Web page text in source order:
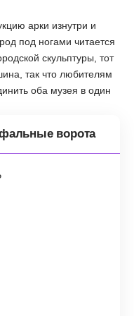
арки изнутри и
под ногами читается
скульптуры, тот
так что любителям
оба музея в один
ворота